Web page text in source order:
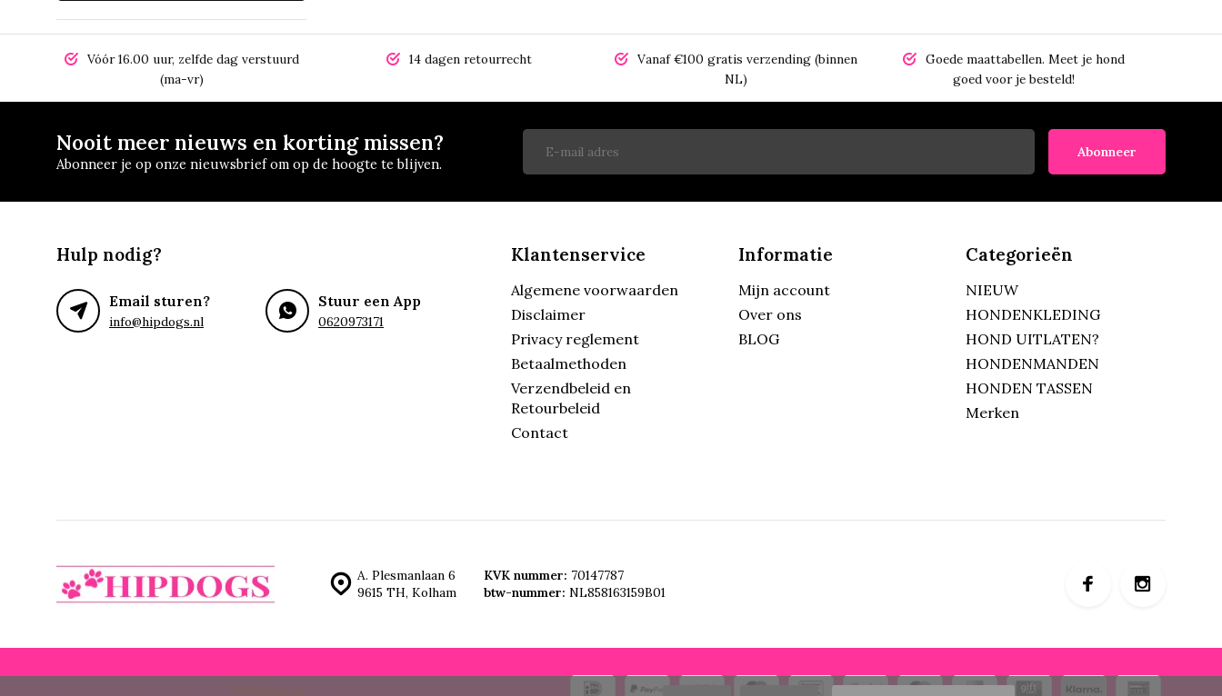
Vóór 16.00 uur, zelfde dag verstuurd
(ma-vr)
14 dagen retourrecht
Vanaf €100 gratis verzending (binnen
NL)
Goede maattabellen. Meet je hond
goed voor je besteld!
Nooit meer nieuws en korting missen?
Abonneer je op onze nieuwsbrief om op de hoogte te blijven.
Abonneer
Hulp nodig?
Email sturen?
info@hipdogs.nl
Stuur een App
0620973171
Klantenservice
Algemene voorwaarden
Disclaimer
Privacy reglement
Betaalmethoden
Verzendbeleid en
Retourbeleid
Contact
Informatie
Mijn account
Over ons
BLOG
Categorieën
NIEUW
HONDENKLEDING
HOND UITLATEN?
HONDENMANDEN
HONDEN TASSEN
Merken
A. Plesmanlaan 6
9615 TH, Kolham
KVK nummer: 70147787
btw-nummer: NL858163159B01